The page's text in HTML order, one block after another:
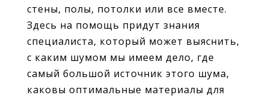
стены, полы, потолки или все вместе.
Здесь на помощь придут знания
специалиста, который может выяснить,
с каким шумом мы имеем дело, где
самый большой источник этого шума,
каковы оптимальные материалы для